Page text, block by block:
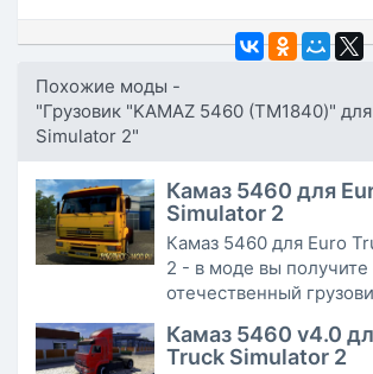
Похожие моды -
"Грузовик "KAMAZ 5460 (ТМ1840)"
Simulator 2"
Камаз 5460 для
Simulator 2
Камаз 5460 для Euro
2 - в моде вы
отечественный
Камаз 5460 v4.0
Truck Simulator 2